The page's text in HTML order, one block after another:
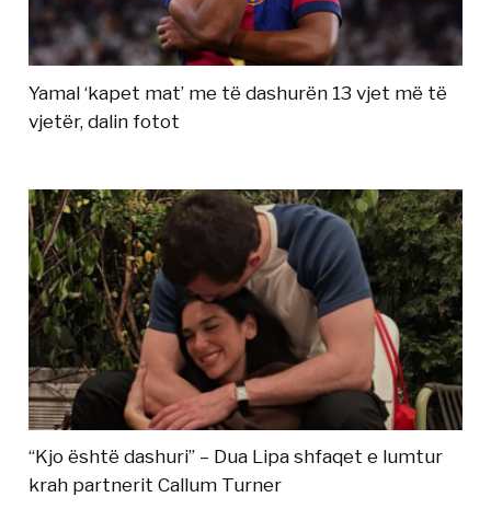
Yamal ‘kapet mat’ me të dashurën 13 vjet më të
vjetër, dalin fotot
“Kjo është dashuri” – Dua Lipa shfaqet e lumtur
krah partnerit Callum Turner